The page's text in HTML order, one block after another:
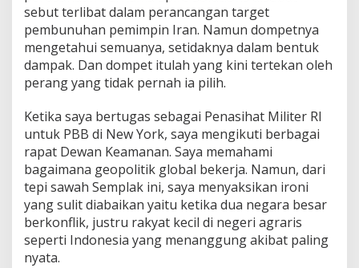
M
I
n
d
o
n
s
i
a
y
a
n
g
M
a
t
sebut terlibat dalam perancangan target
pembunuhan pemimpin Iran. Namun dompetnya
mengetahui semuanya, setidaknya dalam bentuk
dampak. Dan dompet itulah yang kini tertekan oleh
perang yang tidak pernah ia pilih.
Ketika saya bertugas sebagai Penasihat Militer RI
untuk PBB di New York, saya mengikuti berbagai
rapat Dewan Keamanan. Saya memahami
bagaimana geopolitik global bekerja. Namun, dari
tepi sawah Semplak ini, saya menyaksikan ironi
yang sulit diabaikan yaitu ketika dua negara besar
berkonflik, justru rakyat kecil di negeri agraris
seperti Indonesia yang menanggung akibat paling
nyata.